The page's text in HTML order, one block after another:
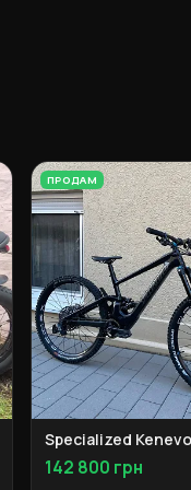
ПРОДАМ
Specialized Kenevo
142 800 грн